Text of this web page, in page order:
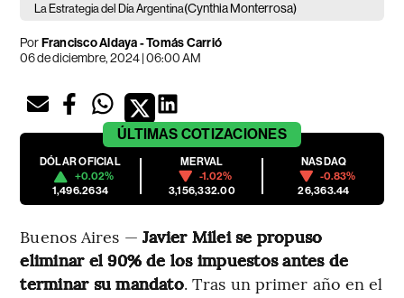
La Estrategia del Día Argentina(Cynthia Monterrosa)
PorFrancisco Aldaya-Tomás Carrió
06 de diciembre, 2024 | 06:00 AM
ÚLTIMAS COTIZACIONES
DÓLAR OFICIAL
+0.02%
1,496.2634
MERVAL
-1.02%
3,156,332.00
NASDAQ
-0.83%
26,363.44
Buenos Aires — Javier Milei se propuso
eliminar el 90% de los impuestos antes de
terminar su mandato. Tras un primer año en el